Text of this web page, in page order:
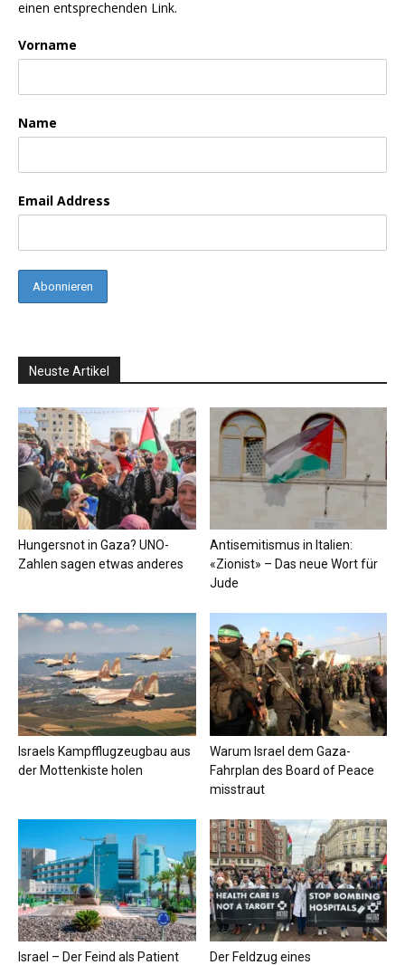
einen entsprechenden Link.
Vorname
Name
Email Address
Neuste Artikel
Hungersnot in Gaza? UNO-
Zahlen sagen etwas anderes
Antisemitismus in Italien:
«Zionist» – Das neue Wort für
Jude
Israels Kampfflugzeugbau aus
der Mottenkiste holen
Warum Israel dem Gaza-
Fahrplan des Board of Peace
misstraut
Israel – Der Feind als Patient
Der Feldzug eines